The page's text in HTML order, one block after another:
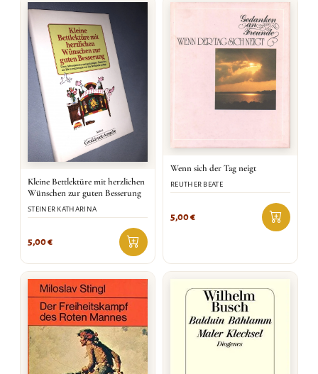
Kleine Bettlektüre mit herzlichen
Wünschen zur guten Besserung
STEINER KATHARINA
5,00€
Wenn sich der Tag neigt
REUTHER BEATE
5,00€